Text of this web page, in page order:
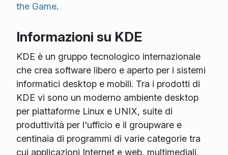
the Game.
Informazioni su KDE
KDE è un gruppo tecnologico internazionale
che crea software libero e aperto per i sistemi
informatici desktop e mobili. Tra i prodotti di
KDE vi sono un moderno ambiente desktop
per piattaforme Linux e UNIX, suite di
produttività per l'ufficio e il groupware e
centinaia di programmi di varie categorie tra
cui applicazioni Internet e web, multimediali,